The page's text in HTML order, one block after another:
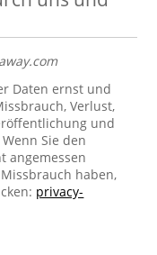
Daten ernst und
Verlust,
und
Sie den
angemessen
haben,
privacy-